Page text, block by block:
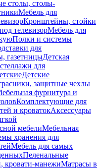
столы, столы-
Мебель для
Кронштейны, стойки
телевизорМебель для
Полки и системы
для
газетницыДетская
для
Детские
защитные чехлы
фурнитура и
Комплектующие для
и кроватокАксессуары
мебелиМебельная
хранения для
Мебель для самых
Пеленальные
кровати-манежиМатрасы в